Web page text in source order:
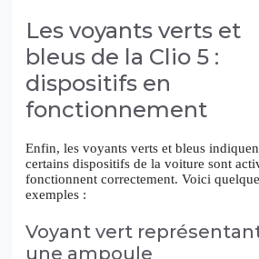
Les voyants verts et
bleus de la Clio 5 :
dispositifs en
fonctionnement
Enfin, les voyants verts et bleus
certains dispositifs de la voiture sont
fonctionnent correctement. Voici
exemples :
Voyant vert
une ampoule